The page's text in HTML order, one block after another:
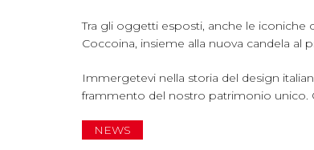
Tra gli oggetti esposti, anche le iconiche
Coccoina, insieme alla nuova candela al
Immergetevi nella storia del design
frammento del nostro patrimonio unico.
NEWS